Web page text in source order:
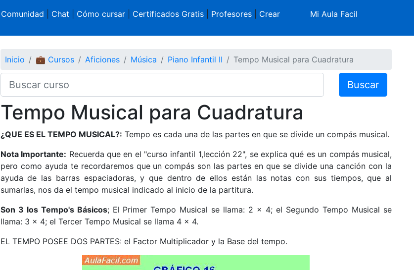
Comunidad Chat Cómo cursar| Certificados Gratis| Profesores| Crear
Mi Aula Facil
Inicio 💼 Cursos Aficiones Música Piano Infantil II Tempo Musical para Cuadratura
Buscar
Tempo Musical para Cuadratura
¿QUE ES EL TEMPO MUSICAL?: Tempo es cada una de las partes en que se divide un compás musical.
Nota Importante: Recuerda que en el "curso infantil 1,lección 22", se explica qué es un compás musical,
pero como ayuda te recordaremos que un compás son las partes en que se divide una canción con la
ayuda de las barras espaciadoras, y que dentro de ellos están las notas con sus tiempos, que al
sumarlas, nos da el tempo musical indicado al inicio de la partitura.
Son 3 los Tempo's Básicos; El Primer Tempo Musical se llama: 2 x 4; el Segundo Tempo Musical se
llama: 3 x 4; el Tercer Tempo Musical se llama 4 x 4.
EL TEMPO POSEE DOS PARTES: el Factor Multiplicador y la Base del tempo.